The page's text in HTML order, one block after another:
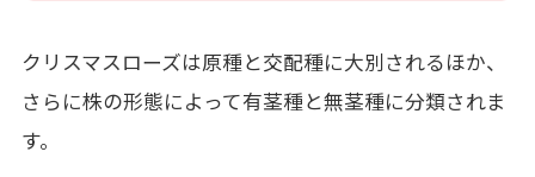
クリスマスローズは原種と交配種に大別されるほか、
さらに株の形態によって有茎種と無茎種に分類されま
す。